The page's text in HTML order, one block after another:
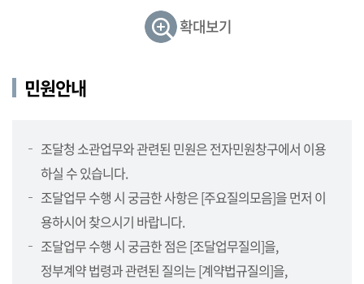
공,
보
방
확대보기
민원안내
조달청 소관업무와 관련된 민원은 전자민원창구에서 이용
하실 수 있습니다.
조달업무 수행 시 궁금한 사항은 [주요질의모음]을 먼저 이
용하시어 찾으시기 바랍니다.
조달업무 수행 시 궁금한 점은 [조달업무질의]을,
정부계약 법령과 관련된 질의는 [계약법규질의]을,